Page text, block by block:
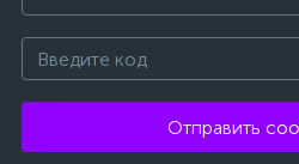
Отправить